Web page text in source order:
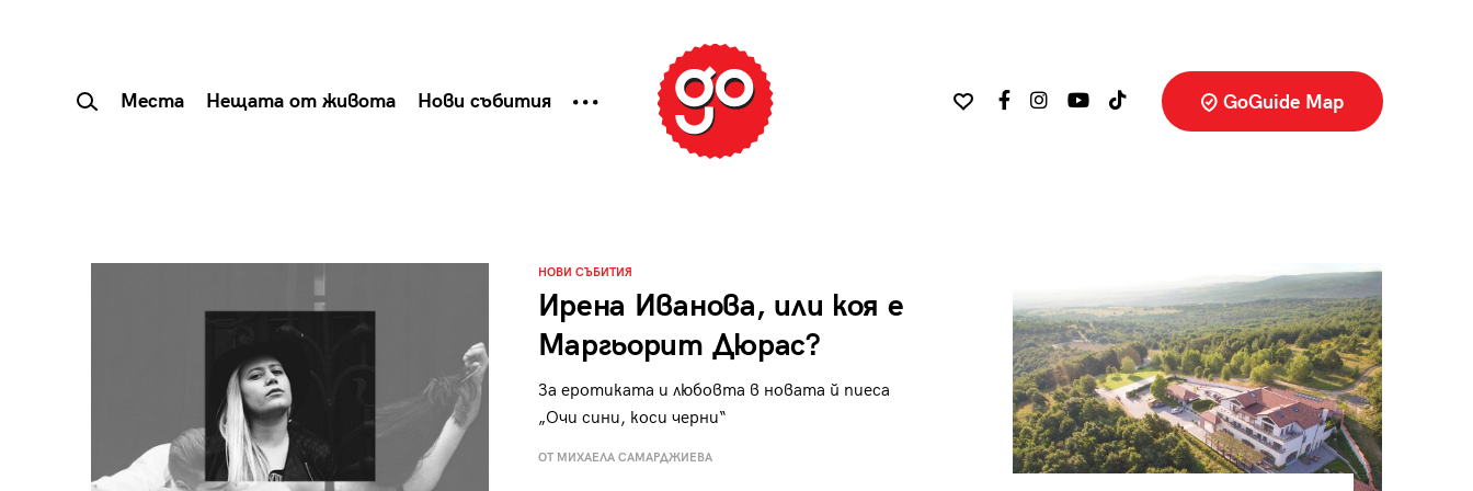
Места Нещата от живота Нови събития GoGuide Map
НОВИ СЪБИТИЯ
Ирена Иванова, или коя е
Маргьорит Дюрас?
За еротиката и любовта в новата й пиеса
„Очи сини, коси черни“
ОТ МИХАЕЛА САМАРДЖИЕВА